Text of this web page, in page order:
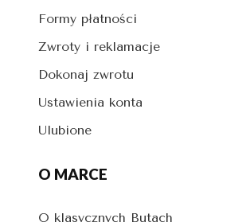
Formy płatności
Zwroty i reklamacje
Dokonaj zwrotu
Ustawienia konta
Ulubione
O MARCE
O klasycznych Butach